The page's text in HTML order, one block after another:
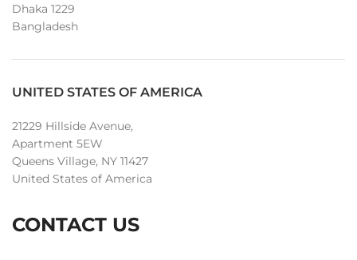
Dhaka 1229
Bangladesh
UNITED STATES OF AMERICA
21229 Hillside Avenue,
Apartment 5EW
Queens Village, NY 11427
United States of America
CONTACT US